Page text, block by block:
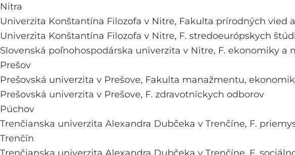
Nitra
Univerzita Konštantína Filozofa v Nitre, Fakulta prírodných vied
Univerzita Konštantína Filozofa v Nitre, F. stredoeurópskych
Slovenská poľnohospodárska univerzita v Nitre, F. ekonomiky a
Prešov
Prešovská univerzita v Prešove, Fakulta manažmentu,
Prešovská univerzita v Prešove, F. zdravotníckych odborov
Púchov
Trenčianska univerzita Alexandra Dubčeka v Trenčíne, F.
Trenčín